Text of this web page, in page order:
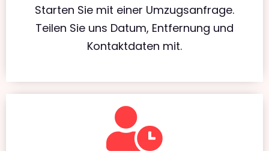
Starten Sie mit einer Umzugsanfrage.
Teilen Sie uns Datum, Entfernung und
Kontaktdaten mit.